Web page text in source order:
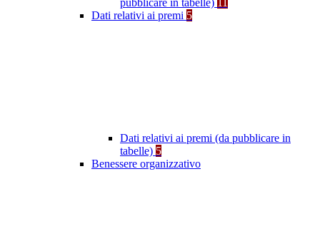
pubblicare in tabelle)
Dati relativi ai premi 5
Dati relativi ai premi (da pubblicare in
tabelle) 5
Benessere organizzativo